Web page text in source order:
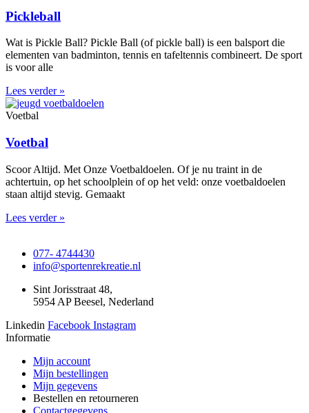
Pickleball
Wat is Pickle Ball? Pickle Ball (of pickle ball) is een balsport die
elementen van badminton, tennis en tafeltennis combineert. De sport
is voor alle
Lees verder »
Voetbal
Voetbal
Scoor Altijd. Met Onze Voetbaldoelen. Of je nu traint in de
achtertuin, op het schoolplein of op het veld: onze voetbaldoelen
staan altijd stevig. Gemaakt
Lees verder »
077- 4744430
info@sportenrekreatie.nl
Sint Jorisstraat 48,
5954 AP Beesel, Nederland
Linkedin Facebook Instagram
Informatie
Mijn account
Mijn bestellingen
Mijn gegevens
Bestellen en retourneren
Contactgegevens